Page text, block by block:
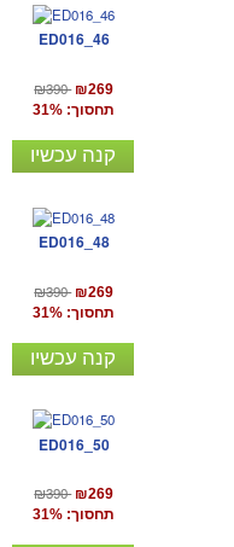
ED016_46
₪390 ₪269
תחסוך: 31%
קנה עכשיו
ED016_48
₪390 ₪269
תחסוך: 31%
קנה עכשיו
ED016_50
₪390 ₪269
תחסוך: 31%